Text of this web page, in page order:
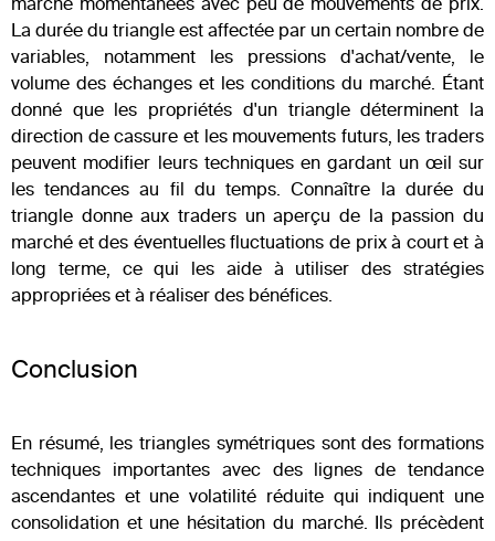
marché momentanées avec peu de mouvements de prix.
La durée du triangle est affectée par un certain nombre de
variables, notamment les pressions d'achat/vente, le
volume des échanges et les conditions du marché. Étant
donné que les propriétés d'un triangle déterminent la
direction de cassure et les mouvements futurs, les traders
peuvent modifier leurs techniques en gardant un œil sur
les tendances au fil du temps. Connaître la durée du
triangle donne aux traders un aperçu de la passion du
marché et des éventuelles fluctuations de prix à court et à
long terme, ce qui les aide à utiliser des stratégies
appropriées et à réaliser des bénéfices.
Conclusion
En résumé, les triangles symétriques sont des formations
techniques importantes avec des lignes de tendance
ascendantes et une volatilité réduite qui indiquent une
consolidation et une hésitation du marché. Ils précèdent